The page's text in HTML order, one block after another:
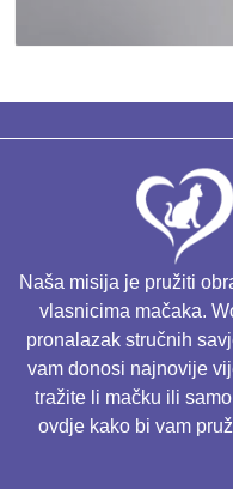
Naša misija je pružiti
vlasnicima mačaka.
pronalazak stručnih
vam donosi najnovije
tražite li mačku ili
ovdje kako bi vam